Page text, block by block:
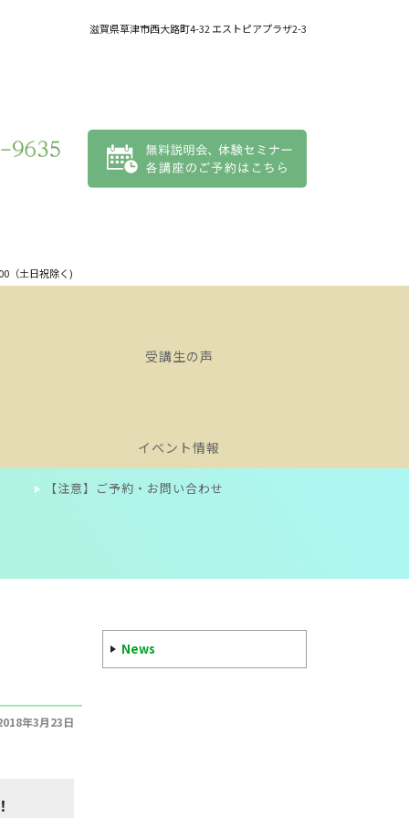
滋賀県草津市西大路町4-32 エストピアプラザ2-3
（土日祝除く)
受講生の声
イベント情報
【注意】ご予約・お問い合わせ
年3月23日
News